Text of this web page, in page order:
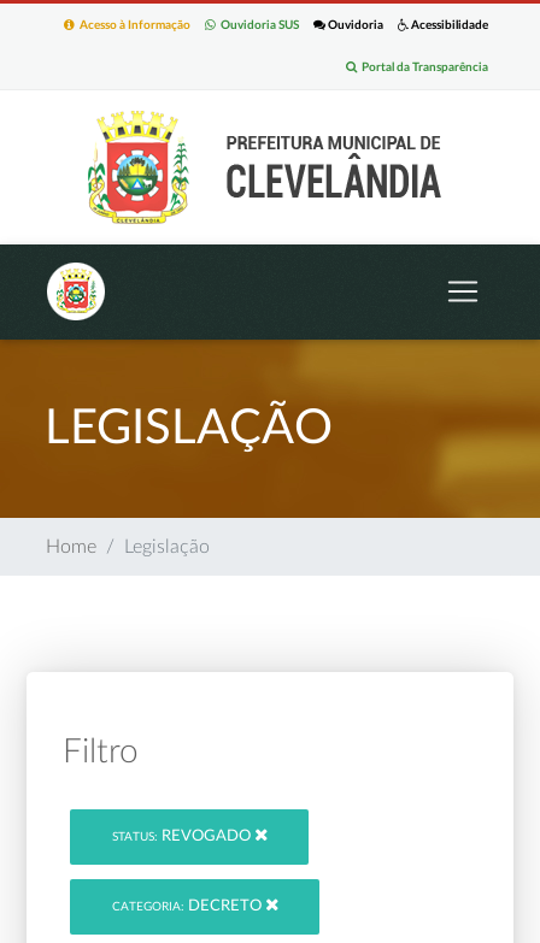
Acessibilidade
Ouvidoria
Ouvidoria SUS
Acesso à Informação
Portal da Transparência
LEGISLAÇÃO
Home Legislação
Filtro
STATUS: REVOGADO
CATEGORIA: DECRETO